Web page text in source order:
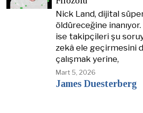
Nick Land, dijital
öldüreceğine inanıyor.
ise takipçileri şu
zekâ ele geçirmesini
çalışmak yerine,
Mart 5, 2026
James Duesterberg